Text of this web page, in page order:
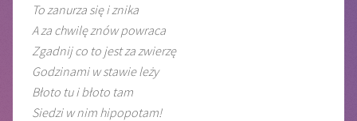
To zanurza się i znika
A za chwilę znów powraca
Zgadnij co to jest za zwierzę
Godzinami w stawie leży
Błoto tu i błoto tam
Siedzi w nim hipopotam!